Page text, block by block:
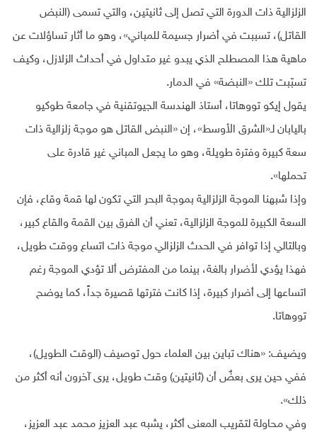
الزلزالية ذات الدورة التي تصل إلى ثانيتين، والتي تسمى (النبض
القاتل)، تسببت في أضرار جسيمة للمباني»، وهو ما أثار تساؤلات عن
ماهية هذا المصطلح الذي يبدو غير متداول في أحداث الزلازل، وكيف
تسبّبت تلك «النبضة» في الدمار.
يقول إيكو تووهاتا، أستاذ الهندسة الجيوتقنية في جامعة طوكيو
باليابان لـ«الشرق الأوسط»، إن «النبض القاتل هو موجة زلزالية ذات
سعة كبيرة وفترة طويلة، وهو ما يجعل المباني غير قادرة على
تحملها».
وإذا شبهنا الموجة الزلزالية بموجة البحر التي تكون لها قمة وقاع، فإن
السعة الكبيرة للموجة الزلزالية، تعني أن الفرق بين القمة والقاع كبير،
وبالتالي إذا توافر في الحدث الزلزالي موجة ذات اتساع ووقت طويل،
فهذا يؤدي لأضرار بالغة، بينما من المفترض ألا تؤدي الموجة رغم
اتساعها إلى أضرار كبيرة، إذا كانت فترتها قصيرة جداً، كما يوضح
تووهاتا.
ويضيف: «هناك تباين بين العلماء حول توصيف (الوقت الطويل)،
ففي حين يرى بعضٌ أن (ثانيتين) وقت طويل، يرى آخرون أنه أكثر من
ذلك».
وفي محاولة لتقريب المعنى أكثر، يشبه عبد العزيز محمد عبد العزيز،